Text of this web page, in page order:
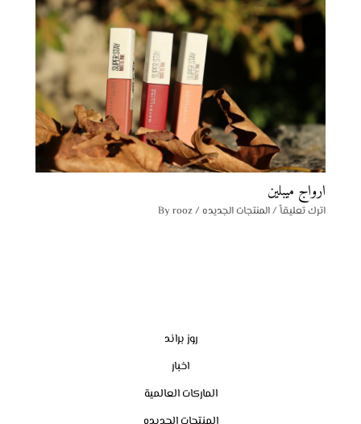
ارواج ميبلين
اترك تعليقاً/المنتجات الجديده / By
rooz
روز براند
اخبار
الماركات العالمية